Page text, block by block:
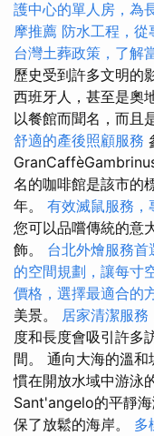
護中心的單人房，為
摩推薦 防水工程，從
台灣土葬政策，了解
歷史受到許多文明的
西班牙人，甚至是奧
以餐館而聞名，而且
舒適的產後照顧服務
名的咖啡館是該市的
年。 有效滅鼠服務，
您可以品嚐傳統的意
飾。 台北外燴服務首
的空間規劃，讓每寸
價格，選擇最適合的
美景。 居家清潔服
度和長度會吸引許多
間。 通向大海的溫
慣在開放水域中游泳
Sant'angelo的平靜
保了放鬆的海岸。 多